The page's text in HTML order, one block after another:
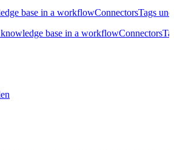
base in a workflowConnectorsTags
base in a workflowConnectors